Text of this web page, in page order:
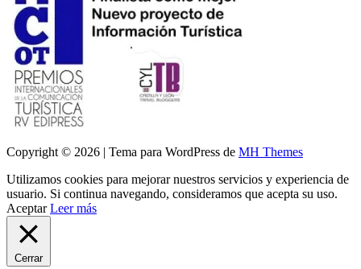
Copyright © 2026 | Tema para WordPress de MH Themes
Utilizamos cookies para mejorar nuestros servicios y experiencia de
usuario. Si continua navegando, consideramos que acepta su uso.
Aceptar Leer más
Cerrar